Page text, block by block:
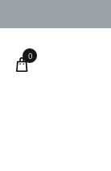
0